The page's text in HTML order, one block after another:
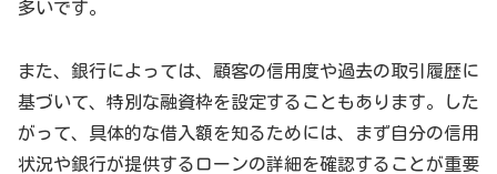
多いです。
また、銀行によっては、顧客の信用度や過去の取引履歴に
基づいて、特別な融資枠を設定することもあります。した
がって、具体的な借入額を知るためには、まず自分の信用
状況や銀行が提供するローンの詳細を確認することが重要